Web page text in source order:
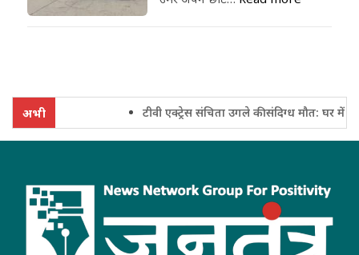
अभी टीवी एक्ट्रेस संचिता उगले की संदिग्ध मौत: घर में